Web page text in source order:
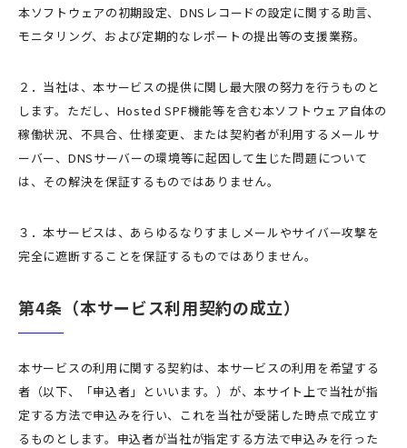
本ソフトウェアの初期設定、DNSレコードの設定に関する助言、
モニタリング、および定期的なレポートの提出等の支援業務。
２．当社は、本サービスの提供に関し最大限の努力を行うものと
します。ただし、Hosted SPF機能等を含む本ソフトウェア自体の
稼働状況、不具合、仕様変更、または契約者が利用するメールサ
ーバー、DNSサーバーの環境等に起因して生じた問題について
は、その解決を保証するものではありません。
３．本サービスは、あらゆるなりすましメールやサイバー攻撃を
完全に遮断することを保証するものではありません。
第4条（本サービス利用契約の成立）
本サービスの利用に関する契約は、本サービスの利用を希望する
者（以下、「申込者」といいます。）が、本サイト上で当社が指
定する方法で申込みを行い、これを当社が受諾した時点で成立す
るものとします。申込者が当社が指定する方法で申込みを行った